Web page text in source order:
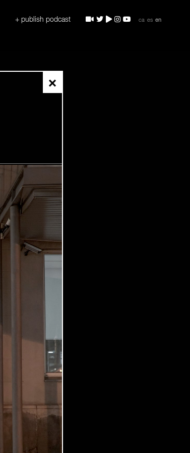
+ publish podcast ca es en
×